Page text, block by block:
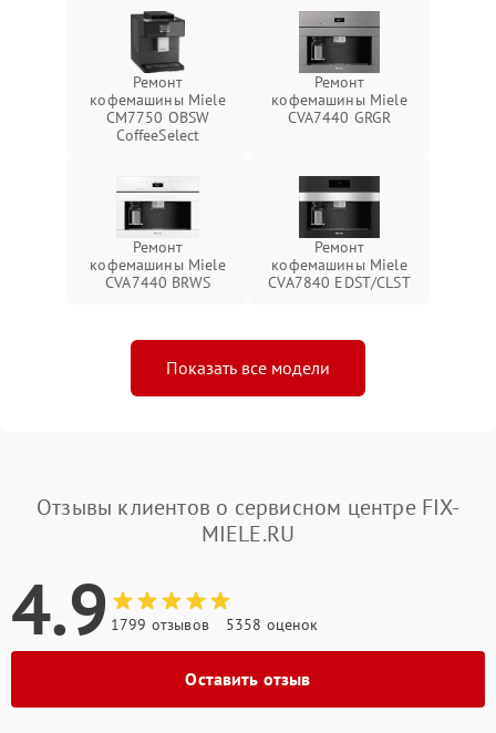
Ремонт
кофемашины Miele
CM7750 OBSW
CoffeeSelect
Ремонт
кофемашины Miele
CVA7440 GRGR
Ремонт
кофемашины Miele
CVA7440 BRWS
Ремонт
кофемашины Miele
CVA7840 EDST/CLST
Показать все модели
Отзывы клиентов о сервисном центре FIX-
MIELE.RU
4.9 1799 отзывов 5358 оценок
Оставить отзыв